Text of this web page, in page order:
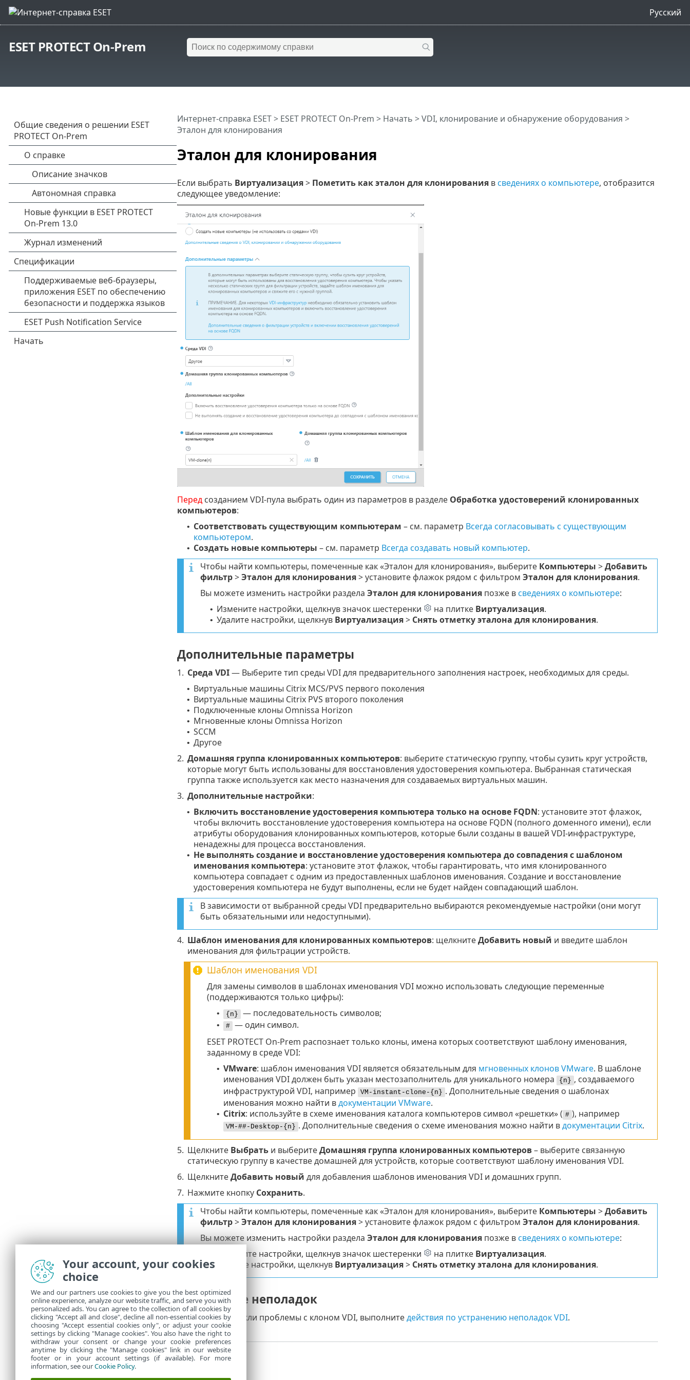
Русский
ESET PROTECT On-Prem
Эталон для клонирования
Интернет-справка ESET> ESET PROTECT On-Prem > Начать >VDI, клонирование и обнаружение оборудования >
Эталон для клонирования
Если выбрать Виртуализация> Пометить как эталон для клонированиявсведениях о компьютере, отобразится
следующее уведомление:
Передсозданием VDI-пула выбрать один из параметров в разделе Обработка удостоверений клонированных
компьютеров:
• Соответствовать существующим компьютерам – см. параметр Всегда согласовывать с существующим
компьютером.
• Создать новые компьютеры – см. параметр Всегда создавать новый компьютер.
Чтобы найти компьютеры, помеченные как «Эталон для клонирования», выберите Компьютеры >Добавить
фильтр>Эталон для клонирования> установите флажок рядом с фильтром Эталон для клонирования.
Вы можете изменить настройки раздела Эталон для клонированияпозже всведениях о компьютере:
• Измените настройки, щелкнув значок шестеренки на плитке Виртуализация.
• Удалите настройки, щелкнув Виртуализация> Снять отметку эталона для клонирования.
Дополнительные параметры
1. Среда VDI— Выберите тип среды VDI для предварительного заполнения настроек, необходимых для среды.
• Виртуальные машины Citrix MCS/PVS первого поколения
• Виртуальные машины Citrix PVS второго поколения
• Подключенные клоны Omnissa Horizon
• Мгновенные клоны Omnissa Horizon
• SCCM
• Другое
2. Домашняя группа клонированных компьютеров: выберите статическую группу, чтобы сузить круг устройств,
которые могут быть использованы для восстановления удостоверения компьютера. Выбранная статическая
группа также используется как место назначения для создаваемых виртуальных машин.
3. Дополнительные настройки:
• Включить восстановление удостоверения компьютера только на основе FQDN: установите этот флажок,
чтобы включить восстановление удостоверения компьютера на основе FQDN (полного доменного имени), если
атрибуты оборудования клонированных компьютеров, которые были созданы в вашей VDI-инфраструктуре,
ненадежны для процесса восстановления.
• Не выполнять создание и восстановление удостоверения компьютера до совпадения с шаблоном
именования компьютера: установите этот флажок, чтобы гарантировать, что имя клонированного
компьютера совпадает с одним из предоставленных шаблонов именования. Создание и восстановление
удостоверения компьютера не будут выполнены, если не будет найден совпадающий шаблон.
В зависимости от выбранной среды VDI предварительно выбираются рекомендуемые настройки (они могут
быть обязательными или недоступными).
4. Шаблон именования для клонированных компьютеров: щелкнитеДобавить новый и введите шаблон
именования для фильтрации устройств.
Шаблон именования VDI
Для замены символов в шаблонах именования VDI можно использовать следующие переменные
(поддерживаются только цифры):
• {n} — последовательность символов;
• # — один символ.
ESET PROTECT On-Prem распознает только клоны, имена которых соответствуют шаблону именования,
заданному в среде VDI:
• VMware: шаблон именования VDI является обязательным для мгновенных клонов VMware. В шаблоне
именования VDI должен быть указан местозаполнитель для уникального номера
{n} , создаваемого
инфраструктурой VDI, например
VM-instant-clone-{n} . Дополнительные сведения о шаблонах
именования можно найти вдокументации VMware.
• Citrix: используйте в схеме именования каталога компьютеров символ «решетки» ( # ), например
VM-##-Desktop-{n} . Дополнительные сведения о схеме именования можно найти вдокументации Citrix.
5. Щелкните Выбратьи выберитеДомашняя группа клонированных компьютеров– выберите связанную
статическую группу в качестве домашней для устройств, которые соответствуют шаблону именования VDI.
6. ЩелкнитеДобавить новый для добавления шаблонов именования VDI и домашних групп.
7. Нажмите кнопку Сохранить.
Чтобы найти компьютеры, помеченные как «Эталон для клонирования», выберите Компьютеры >Добавить
фильтр>Эталон для клонирования> установите флажок рядом с фильтром Эталон для клонирования.
Вы можете изменить настройки раздела Эталон для клонированияпозже всведениях о компьютере:
Измените настройки, щелкнув значок шестеренки на плитке Виртуализация.
• Удалите настройки, щелкнув Виртуализация> Снять отметку эталона для клонирования.
Устранение неполадок
Если у вас возникли проблемы с клоном VDI, выполнитедействия по устранению неполадок VDI.
Your account, your cookies
choice
We and our partners use cookies to give you the best optimized
online experience, analyze our website traffic, and serve you with
personalized ads. You can agree to the collection of all cookies by
clicking "Accept all and close", decline all non-essential cookies by
choosing "Accept essential cookies only", or adjust your cookie
settings by clicking "Manage cookies". You also have the right to
withdraw your consent or change your cookie preferences
anytime by clicking the "Manage cookies" link in our website
footer or in your account settings (if available). For more
information, see ourCookie Policy.